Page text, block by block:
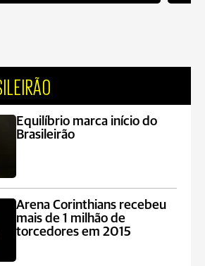
Equilíbrio marca início do
Brasileirão
Arena Corinthians recebeu
mais de 1 milhão de
torcedores em 2015